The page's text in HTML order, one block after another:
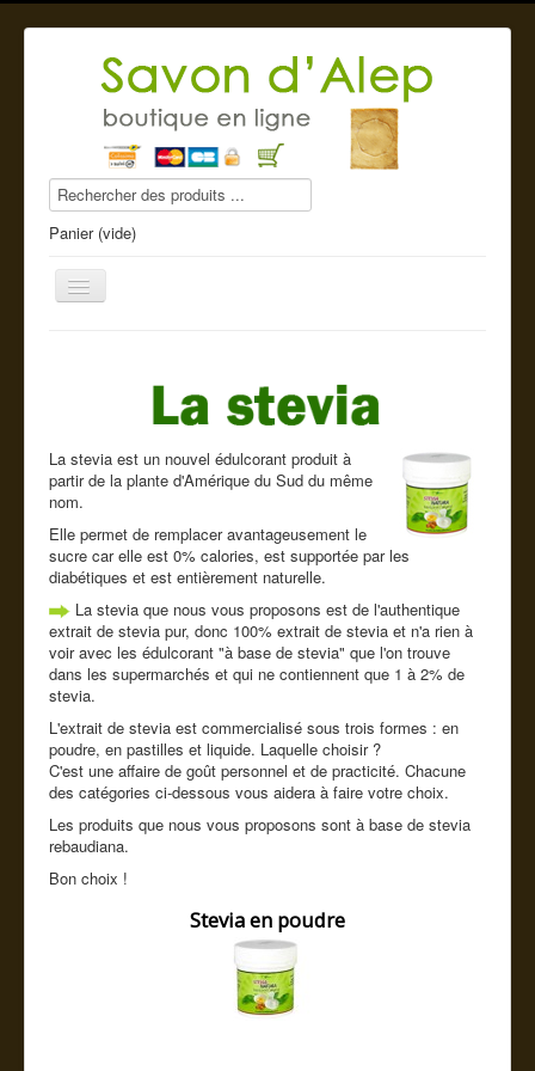
Panier (vide)
Savon d'Alep
Produits beauté
Cde tel
La stevia est un nouvel édulcorant produit à
partir de la plante d'Amérique du Sud du même
nom.
Elle permet de remplacer avantageusement le
sucre car elle est 0% calories, est supportée par les
diabétiques et est entièrement naturelle.
La stevia que nous vous proposons est de l'authentique
extrait de stevia pur, donc 100% extrait de stevia et n'a rien à
voir avec les édulcorant "à base de stevia" que l'on trouve
dans les supermarchés et qui ne contiennent que 1 à 2% de
stevia.
L'extrait de stevia est commercialisé sous trois formes : en
poudre, en pastilles et liquide. Laquelle choisir ?
C'est une affaire de goût personnel et de practicité. Chacune
des catégories ci-dessous vous aidera à faire votre choix.
Les produits que nous vous proposons sont à base de stevia
rebaudiana.
Bon choix !
Stevia en poudre